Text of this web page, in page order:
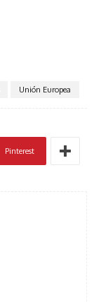
Unión Europea
Pinterest